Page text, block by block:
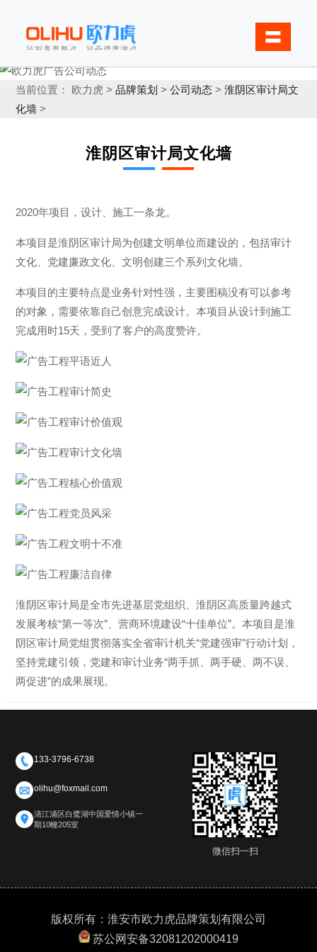
〓
当前位置： 欧力虎 >品牌策划 >公司动态 >淮阴区审计局文
化墙 >
淮阴区审计局文化墙
2020年项目，设计、施工一条龙。
本项目是淮阴区审计局为创建文明单位而建设的，包括审计
文化、党建廉政文化、文明创建三个系列文化墙。
本项目的主要特点是业务针对性强，主要图稿没有可以参考
的对象，需要依靠自己创意完成设计。本项目从设计到施工
完成用时15天，受到了客户的高度赞许。
淮阴区审计局是全市先进基层党组织、淮阴区高质量跨越式
发展考核“第一等次”、营商环境建设“十佳单位”。本项目是淮
阴区审计局党组贯彻落实全省审计机关“党建强审”行动计划，
坚持党建引领，党建和审计业务“两手抓、两手硬、两不误、
两促进”的成果展现。
133-3796-6738
olihu@foxmail.com
清江浦区白鹭湖中国爱情小镇一
期10幢205室
微信扫一扫
版权所有：淮安市欧力虎品牌策划有限公司
苏公网安备32081202000419